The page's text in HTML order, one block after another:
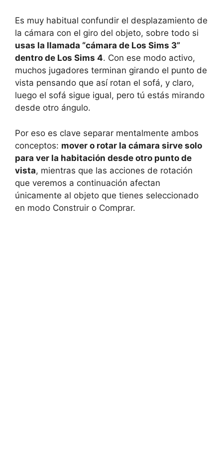
Es muy habitual confundir el desplazamiento de
la cámara con el giro del objeto, sobre todo si
usas la llamada “cámara de Los Sims 3”
dentro de Los Sims 4. Con ese modo activo,
muchos jugadores terminan girando el punto de
vista pensando que así rotan el sofá, y claro,
luego el sofá sigue igual, pero tú estás mirando
desde otro ángulo.
Por eso es clave separar mentalmente ambos
conceptos: mover o rotar la cámara sirve solo
para ver la habitación desde otro punto de
vista, mientras que las acciones de rotación
que veremos a continuación afectan
únicamente al objeto que tienes seleccionado
en modo Construir o Comprar.